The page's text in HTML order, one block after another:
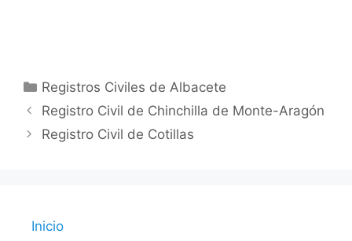
Categorías
Registros Civiles de Albacete
Registro Civil de Chinchilla de Monte-Aragón
Registro Civil de Cotillas
Inicio